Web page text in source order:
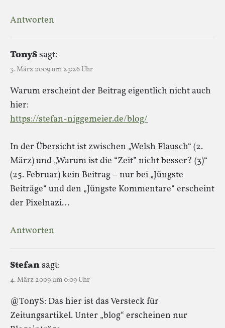
Antworten
TonySsagt:
3. März 2009 um 23:26 Uhr
Warum erscheint der Beitrag eigentlich nicht auch
hier:
https://stefan-niggemeier.de/blog/
In der Übersicht ist zwischen „Welsh Flausch“ (2.
März) und „Warum ist die “Zeit” nicht besser? (3)“
(25. Februar) kein Beitrag – nur bei „Jüngste
Beiträge“ und den „Jüngste Kommentare“ erscheint
der Pixelnazi…
Antworten
Stefansagt:
4. März 2009 um 0:09 Uhr
@TonyS: Das hier ist das Versteck für
Zeitungsartikel. Unter „blog“ erscheinen nur